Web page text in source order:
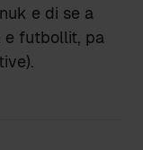
e di se a
e futbollit, pa